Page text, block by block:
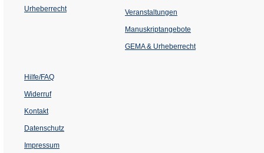
Urheberrecht Veranstaltungen
einem
Tab)
Manuskriptangebote
GEMA & Urheberrecht
Hilfe/FAQ
Widerruf
Kontakt
Datenschutz
Impressum